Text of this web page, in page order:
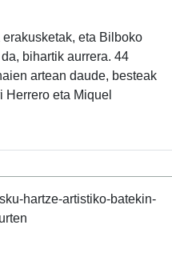
erakusketak, eta Bilboko
bihartik aurrera. 44
artean daude, besteak
Herrero eta Miquel